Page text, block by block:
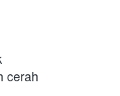
cerah